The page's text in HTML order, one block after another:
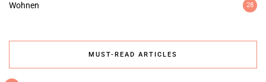
Wohnen 28
MUST-READ ARTICLES